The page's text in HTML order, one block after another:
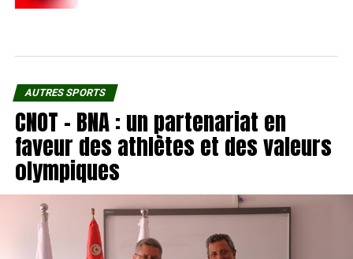
AUTRES SPORTS
CNOT – BNA : un partenariat en
faveur des athlètes et des valeurs
olympiques